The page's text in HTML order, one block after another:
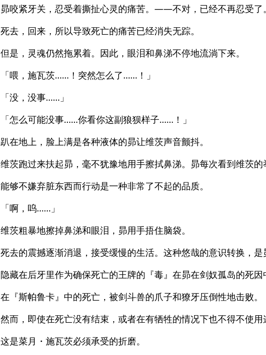
昴咬紧牙关，忍受着撕扯心灵的痛苦。——不对，已经不再忍受了
死去，回来，所以导致死亡的痛苦已经消失无踪。
但是，灵魂仍然拖累着。因此，眼泪和鼻涕不停地流淌下来。
「喂，施瓦茨……！突然怎么了……！」
「没，没事……」
「怎么可能没事……你看你这副狼狈样子……！」
趴在地上，脸上满是各种液体的昴让维茨声音颤抖。
维茨跑过来扶起昴，毫不犹豫地用手擦拭鼻涕。昴每次看到维茨的
能够不嫌弃脏东西而行动是一种非常了不起的品质。
「啊，呜……」
维茨粗暴地擦掉鼻涕和眼泪，昴用手捂住脑袋。
死去的震撼逐渐消退，接受缓慢的生活。这种悠哉的意识转换，
隐藏在后牙里作为确保死亡的王牌的『毒』在昴在剑奴孤岛的死因
在『斯帕鲁卡』中的死亡，被剑斗兽的爪子和獠牙压倒性地击败。
然而，即使在死亡没有结束，或者在有牺牲的情况下也不得不使用
这是菜月・施瓦茨必须承受的折磨。